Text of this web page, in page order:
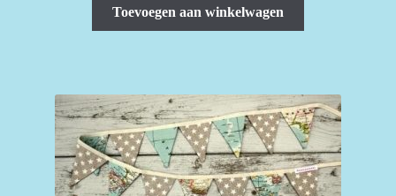
Toevoegen aan winkelwagen